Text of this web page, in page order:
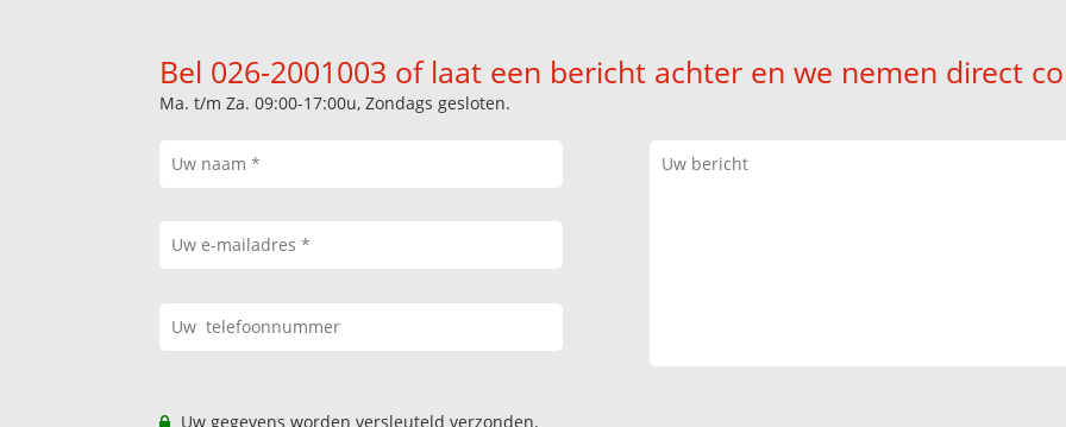
Bel 026-2001003 of laat een bericht achter en we nemen direct
Ma. t/m Za. 09:00-17:00u, Zondags gesloten.
Uw gegevens worden versleuteld verzonden.